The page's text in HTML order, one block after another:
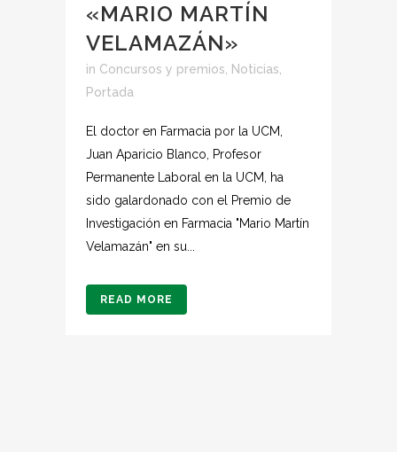
«MARIO MARTÍN
VELAMAZÁN»
in Concursos y premios Noticias
Portada
El doctor en Farmacia por la UCM,
Juan Aparicio Blanco, Profesor
Permanente Laboral en la UCM, ha
sido galardonado con el Premio de
Investigación en Farmacia "Mario Martín
Velamazán" en su...
READ MORE